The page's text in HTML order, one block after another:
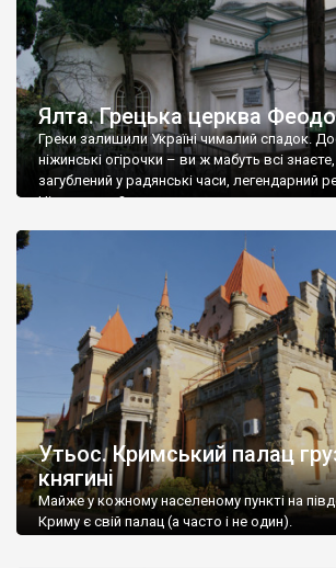
Ялта. Грецька церква
Греки залишили Україні чималий спадок.
ніжинські огірочки – ви ж мабуть всі
загублений у радянські часи, легендарний
Ніжин греки?
Утьос. Кримський палац
княгині
Майже у кожному населеному пункті на
Криму є свій палац (а часто і не один).